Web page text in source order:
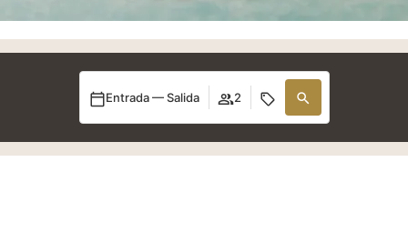
Entrada — Salida 2